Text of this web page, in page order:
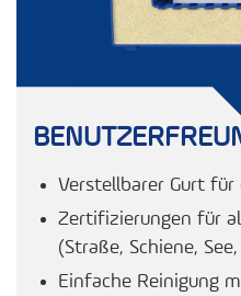
Verstellbarer Gurt für
Zertifizierungen für
(Straße, Schiene,
Einfache Reinigung